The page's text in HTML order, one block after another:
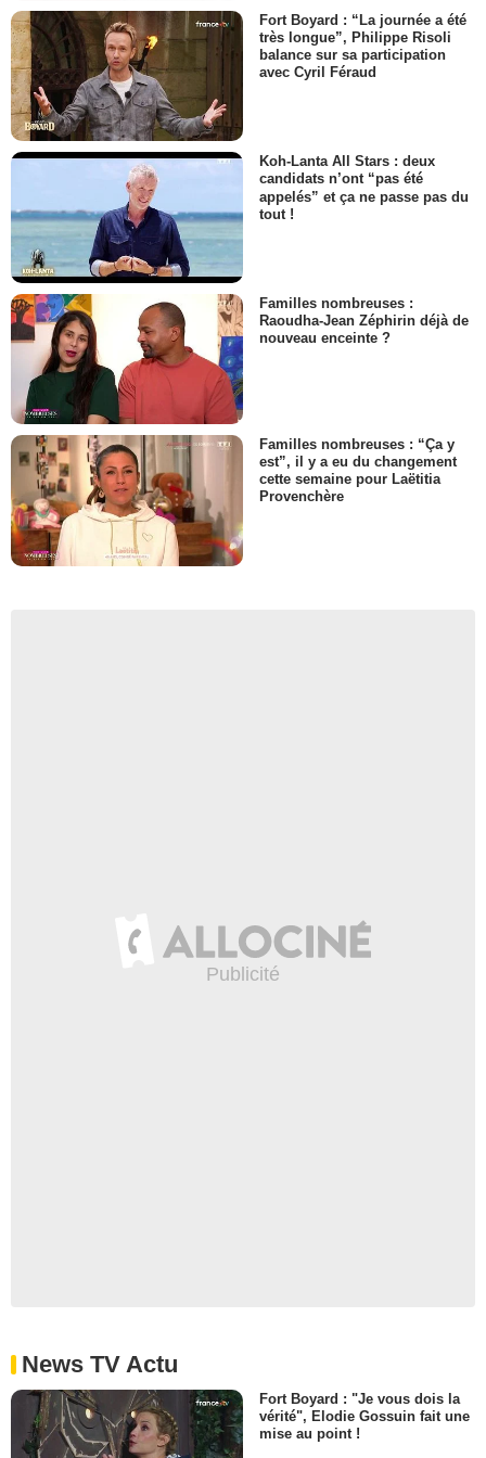
Fort Boyard : “La journée a été
très longue”, Philippe Risoli
balance sur sa participation
avec Cyril Féraud
Koh-Lanta All Stars : deux
candidats n’ont “pas été
appelés” et ça ne passe pas du
tout !
Familles nombreuses :
Raoudha-Jean Zéphirin déjà de
nouveau enceinte ?
Familles nombreuses : “Ça y
est”, il y a eu du changement
cette semaine pour Laëtitia
Provenchère
News TV Actu
Fort Boyard : "Je vous dois la
vérité", Elodie Gossuin fait une
mise au point !